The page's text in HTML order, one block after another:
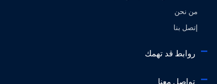
من نحن
إتصل بنا
روابط قد تهمك
تواصل معنا